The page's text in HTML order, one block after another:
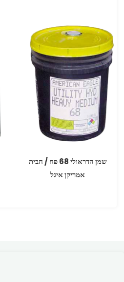
שמן הדראולי 68 פח / חבית
אמריקן איגל